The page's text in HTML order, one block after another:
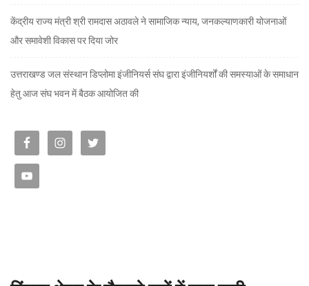
केंद्रीय राज्य मंत्री श्री रामदास अठावले ने सामाजिक न्याय, जनकल्याणकारी योजनाओं
और समावेशी विकास पर दिया जोर
उत्तराखण्ड जल संस्थान डिप्लोमा इंजीनियर्स संघ द्वारा इंजीनियर्शों की समस्याओं के समाधान
हेतु आज संघ भवन में बैठक आयोजित की